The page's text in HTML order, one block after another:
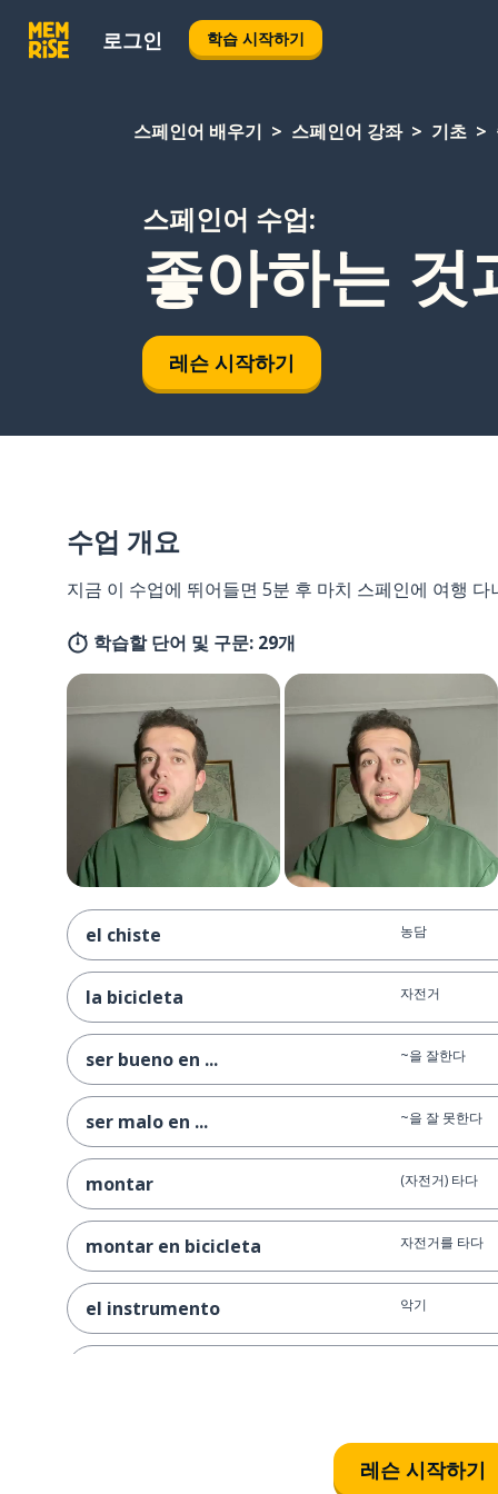
로그인 학습 시작하기
스페인어 배우기 스페인어 강좌 기초
스페인어 수업:
좋아하는 것
레슨 시작하기
수업 개요
지금 이 수업에 뛰어들면 5분 후 마치 스페인에 여행 다
학습할 단어 및 구문: 29개
el chiste 농담
la bicicleta 자전거
ser bueno en ... ~을 잘한다
ser malo en ... ~을 잘 못한다
montar (자전거) 타다
montar en bicicleta 자전거를 타다
el instrumento 악기
레슨 시작하기